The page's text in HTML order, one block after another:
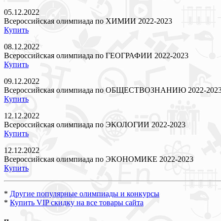
05.12.2022
Всероссийская олимпиада по ХИМИИ 2022-2023
Купить
08.12.2022
Всероссийская олимпиада по ГЕОГРАФИИ 2022-2023
Купить
09.12.2022
Всероссийская олимпиада по ОБЩЕСТВОЗНАНИЮ 2022-
Купить
12.12.2022
Всероссийская олимпиада по ЭКОЛОГИИ 2022-2023
Купить
12.12.2022
Всероссийская олимпиада по ЭКОНОМИКЕ 2022-2023
Купить
* Другие популярные олимпиады и конкурсы
* Купить VIP скидку на все товары сайта